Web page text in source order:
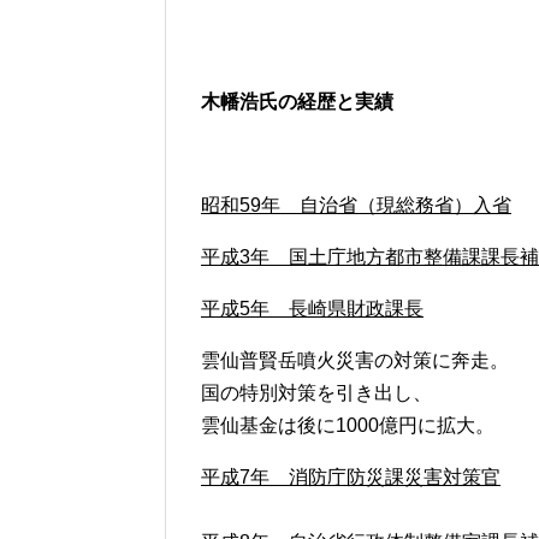
木幡浩氏の経歴と実績
昭和59年 自治省（現総務省）入省
平成3年 国土庁地方都市整備課課長
平成5年 長崎県財政課長
雲仙普賢岳噴火災害の対策に奔走。
国の特別対策を引き出し、
雲仙基金は後に1000億円に拡大。
平成7年 消防庁防災課災害対策官